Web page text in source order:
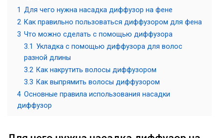
1 Для чего нужна насадка диффузор на фене
2 Как правильно пользоваться диффузором для фена
3 Что можно сделать с помощью диффузора
3.1 Укладка с помощью диффузора для волос
разной длины
3.2 Как накрутить волосы диффузором
3.3 Как выпрямить волосы диффузором
4 Основные правила использования насадки
диффузор